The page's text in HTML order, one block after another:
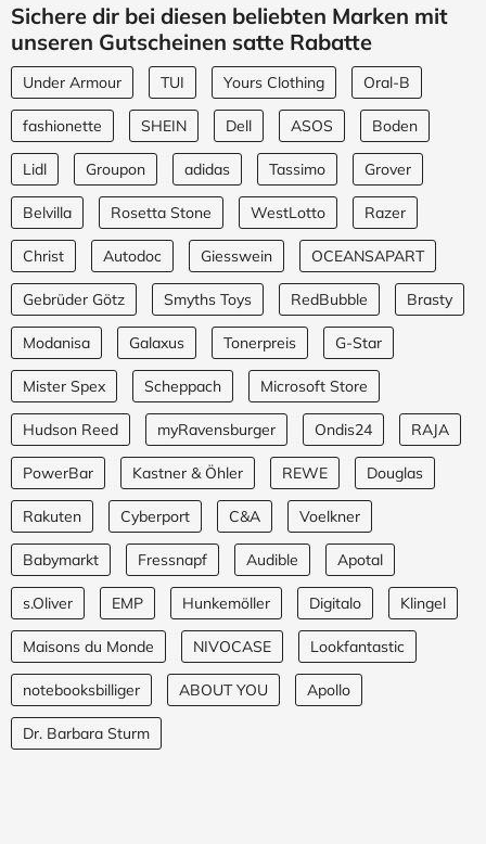
Sichere dir bei diesen beliebten Marken mit
unseren Gutscheinen satte Rabatte
Under Armour TUI Yours Clothing Oral-B
fashionette SHEIN Dell ASOS Boden
Lidl Groupon adidas Tassimo Grover
Belvilla Rosetta Stone WestLotto Razer
Christ Autodoc Giesswein OCEANSAPART
Gebrüder Götz Smyths Toys RedBubble Brasty
Modanisa Galaxus Tonerpreis G-Star
Mister Spex Scheppach Microsoft Store
Hudson Reed myRavensburger Ondis24 RAJA
PowerBar Kastner & Öhler REWE Douglas
Rakuten Cyberport C&A Voelkner
Babymarkt Fressnapf Audible Apotal
s.Oliver EMP Hunkemöller Digitalo Klingel
Maisons du Monde NIVOCASE Lookfantastic
notebooksbilliger ABOUT YOU Apollo
Dr. Barbara Sturm